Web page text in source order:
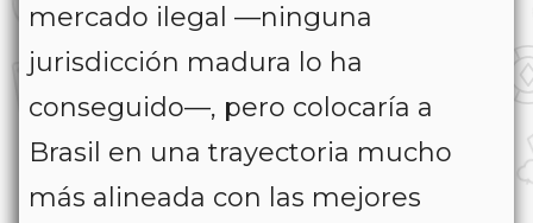
mercado ilegal —ninguna
jurisdicción madura lo ha
conseguido—, pero colocaría a
Brasil en una trayectoria mucho
más alineada con las mejores